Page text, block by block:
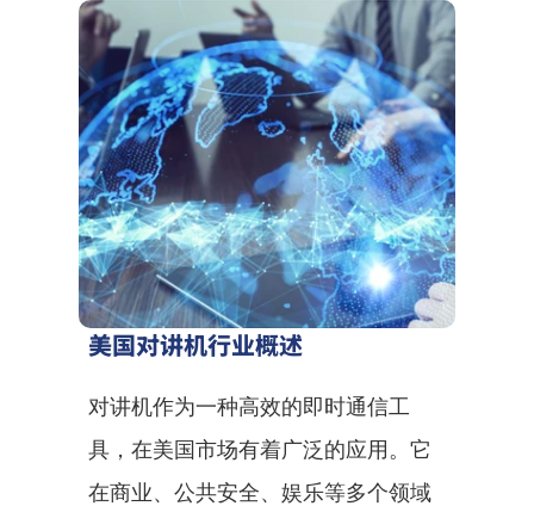
美国对讲机行业概述
对讲机作为一种高效的即时通信工
具，在美国市场有着广泛的应用。它
在商业、公共安全、娱乐等多个领域